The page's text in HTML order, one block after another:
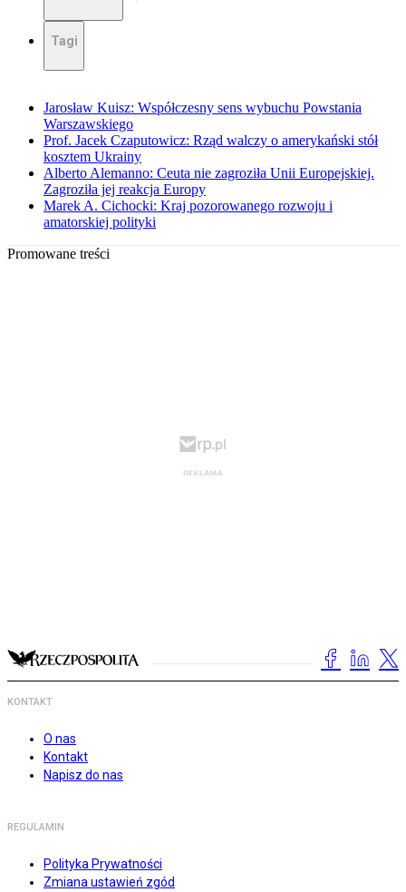
Tagi
Jarosław Kuisz: Współczesny sens wybuchu Powstania
Warszawskiego
Prof. Jacek Czaputowicz: Rząd walczy o amerykański stół
kosztem Ukrainy
Alberto Alemanno: Ceuta nie zagroziła Unii Europejskiej.
Zagroziła jej reakcja Europy
Marek A. Cichocki: Kraj pozorowanego rozwoju i
amatorskiej polityki
Promowane treści
KONTAKT
O nas
Kontakt
Napisz do nas
REGULAMIN
Polityka Prywatności
Zmiana ustawień zgód